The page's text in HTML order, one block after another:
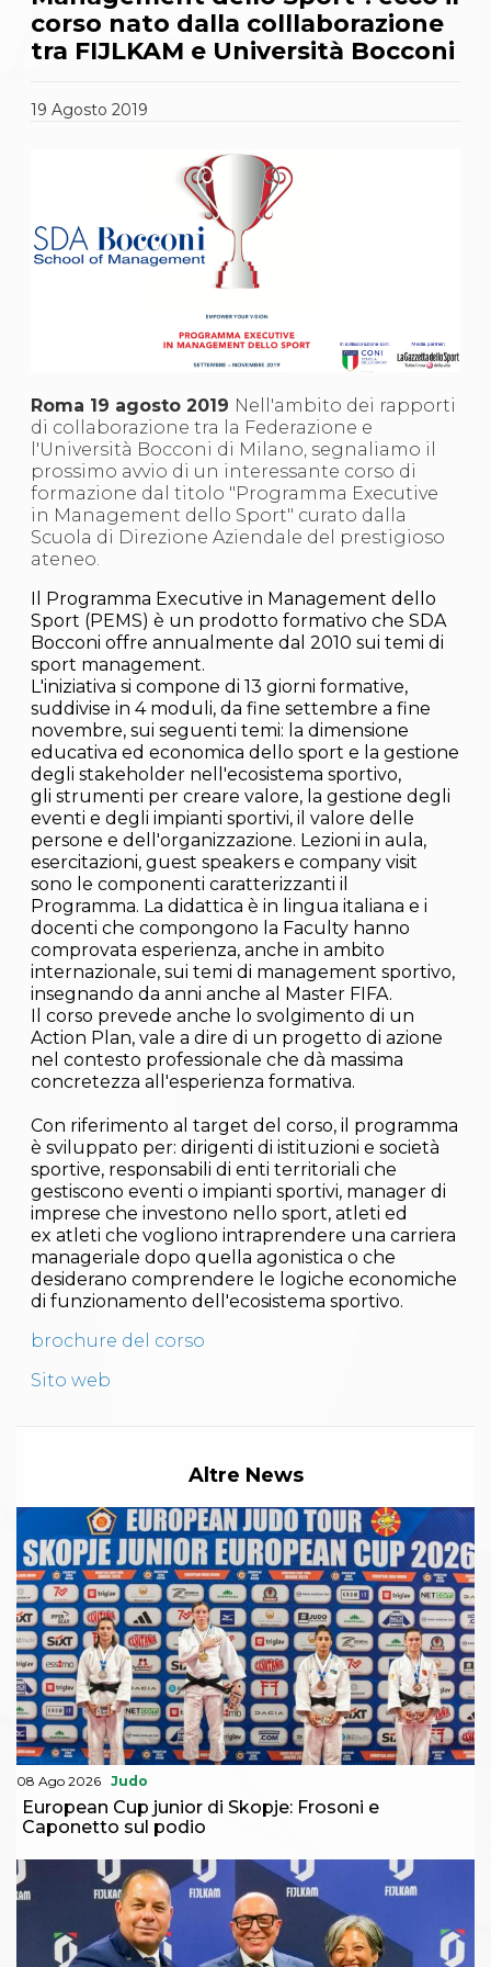
Albi Federali
Arbitri
Attività Didattica
Albi Federali
Karate
La disciplina
News
Gare e Risultati
Attività Didattica
Albi Federali
Arti marziali
Aikido
Ju Jitsu
Sumo
Capoeira
Grappling
BJJ
Pancrazio/Pankration
S'istrumpa
News
Calendario Attività
La disciplina
News
Merchandising
Mappa del sito
Cerca
Contatti
News
Cookies Accept
Newsletter
Catalogo formativo
Webinar
Corsi Monotematici
Corsi di Specializzazione
Corsi FIJLKAM-FISDIR
Corsi Preparatore Fisico
Edutraining class - Didattica infantile
Corso dirigenti sportivi
Corso Direttore di Gara
Abilitazioni
Sportello Fiscale
News
Modulistica
FAQ
Sostenibilità
Documenti
corso nato dalla colllaborazione
tra FIJLKAM e Università Bocconi
19Agosto2019
Roma 19 agosto 2019 Nell'ambito dei rapporti
di collaborazione tra la Federazione e
l'Università Bocconi di Milano, segnaliamo il
prossimo avvio di un interessante corso di
formazione dal titolo "Programma Executive
in Management dello Sport" curato dalla
Scuola di Direzione Aziendale del prestigioso
ateneo.
Il Programma Executive in Management dello
Sport (PEMS) è un prodotto formativo che SDA
Bocconi offre annualmente dal 2010 sui temi di
sport management.
L'iniziativa si compone di 13 giorni formative,
suddivise in 4 moduli, da fine settembre a fine
novembre, sui seguenti temi: la dimensione
educativa ed economica dello sport e la gestione
degli stakeholder nell'ecosistema sportivo,
gli strumenti per creare valore, la gestione degli
eventi e degli impianti sportivi, il valore delle
persone e dell'organizzazione. Lezioni in aula,
esercitazioni, guest speakers e company visit
sono le componenti caratterizzanti il
Programma. La didattica è in lingua italiana e i
docenti che compongono la Faculty hanno
comprovata esperienza, anche in ambito
internazionale, sui temi di management sportivo,
insegnando da anni anche al Master FIFA.
Il corso prevede anche lo svolgimento di un
Action Plan, vale a dire di un progetto di azione
nel contesto professionale che dà massima
concretezza all'esperienza formativa.
Con riferimento al target del corso, il programma
è sviluppato per: dirigenti di istituzioni e società
sportive, responsabili di enti territoriali che
gestiscono eventi o impianti sportivi, manager di
imprese che investono nello sport, atleti ed
ex atleti che vogliono intraprendere una carriera
manageriale dopo quella agonistica o che
desiderano comprendere le logiche economiche
di funzionamento dell'ecosistema sportivo.
brochure del corso
Sito web
Altre News
08 Ago 2026 Judo
European Cup junior di Skopje: Frosoni e
Caponetto sul podio